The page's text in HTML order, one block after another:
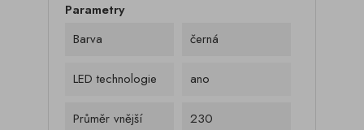
Parametry
Barva
černá
LED technologie ano
Průměr vnější
230